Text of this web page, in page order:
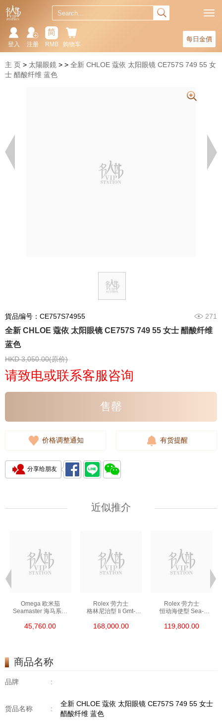
每日金價
购物车
简
RMB
注册
登入
主 页 太陽眼鏡
全新 CHLOE 蔻依 太阳眼镜 CE757S 749 55 女
士 醋酸纤维 蓝色
貨品编号：CE757S74955 271
全新 CHLOE 蔻依 太阳眼镜 CE757S 749 55 女士 醋酸纤维
蓝色
HKD 3,050.00(原价)
请致电或联系客服咨询
售罄
价格调整通知 有货提醒
分享给朋友
近似推介
Omega 欧米茄
Seamaster 海马系列
精钢 Nekton Edition
45,760.00
Rolex 劳力士
格林尼治型 Ii Gmt-
0002 18kt玫瑰金/钢
168,000.00
Rolex 劳力士
恒动海使型 Sea-
精钢 单红
119,800.00
商品名称
品牌 :
货品名称 :
全新 CHLOE 蔻依 太阳眼镜 CE757S 749 55 女士
醋酸纤维 蓝色